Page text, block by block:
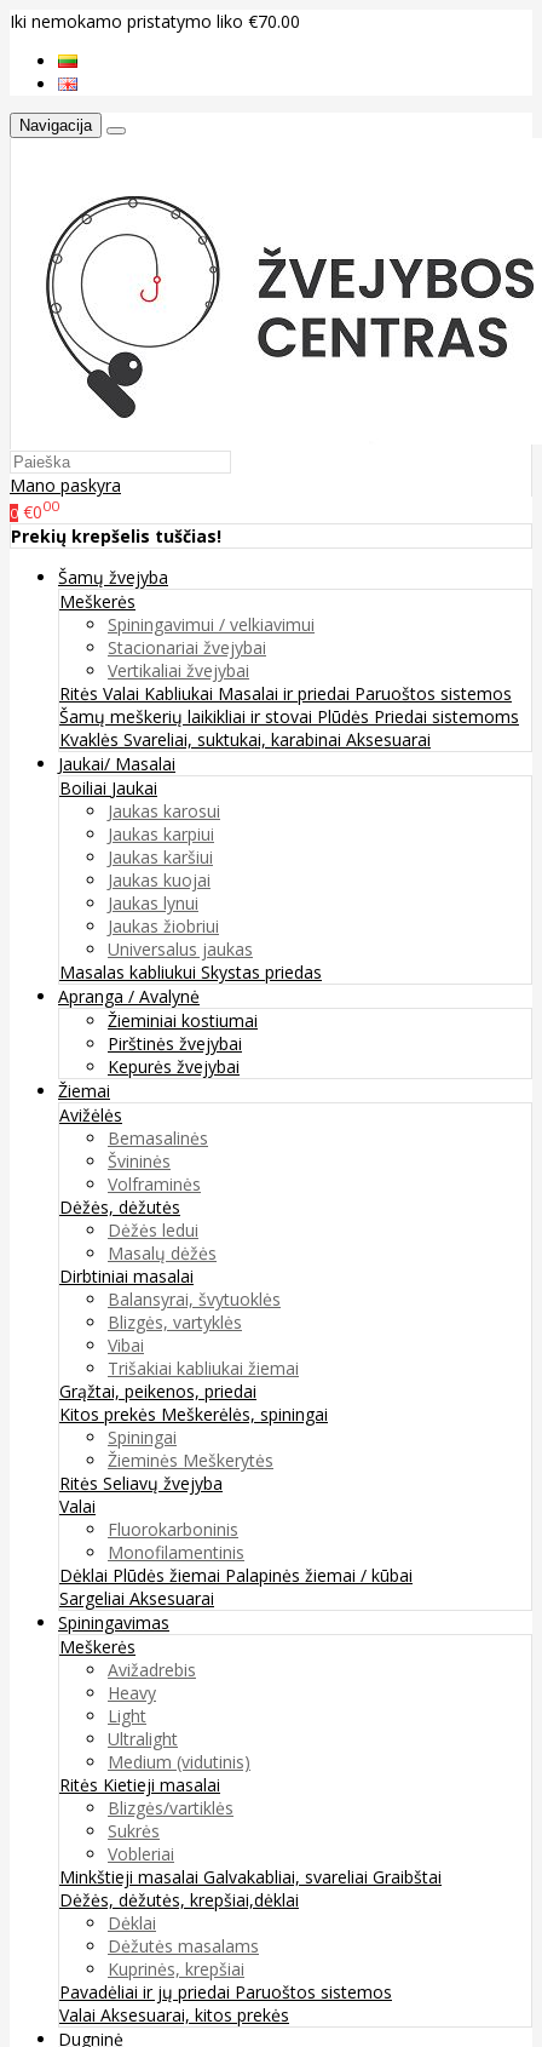
Iki nemokamo pristatymo liko €70.00
Navigacija
Mano paskyra
0 €000
Prekių krepšelis tuščias!
Šamų žvejyba
Meškerės
Spiningavimui / velkiavimui
Stacionariai žvejybai
Vertikaliai žvejybai
Ritės Valai Kabliukai Masalai ir priedai Paruoštos sistemos
Šamų meškerių laikikliai ir stovai Plūdės Priedai sistemoms
Kvaklės Svareliai, suktukai, karabinai Aksesuarai
Jaukai/ Masalai
Boiliai Jaukai
Jaukas karosui
Jaukas karpiui
Jaukas karšiui
Jaukas kuojai
Jaukas lynui
Jaukas žiobriui
Universalus jaukas
Masalas kabliukui Skystas priedas
Apranga / Avalynė
Žieminiai kostiumai
Pirštinės žvejybai
Kepurės žvejybai
Žiemai
Avižėlės
Bemasalinės
Švininės
Volframinės
Dėžės, dėžutės
Dėžės ledui
Masalų dėžės
Dirbtiniai masalai
Balansyrai, švytuoklės
Blizgės, vartyklės
Vibai
Trišakiai kabliukai žiemai
Grąžtai, peikenos, priedai
Kitos prekės Meškerėlės, spiningai
Spiningai
Žieminės Meškerytės
Ritės Seliavų žvejyba
Valai
Fluorokarboninis
Monofilamentinis
Dėklai Plūdės žiemai Palapinės žiemai / kūbai
Sargeliai Aksesuarai
Spiningavimas
Meškerės
Avižadrebis
Heavy
Light
Ultralight
Medium (vidutinis)
Ritės Kietieji masalai
Blizgės/vartiklės
Sukrės
Vobleriai
Minkštieji masalai Galvakabliai, svareliai Graibštai
Dėžės, dėžutės, krepšiai,dėklai
Dėklai
Dėžutės masalams
Kuprinės, krepšiai
Pavadėliai ir jų priedai Paruoštos sistemos
Valai Aksesuarai, kitos prekės
Dugninė